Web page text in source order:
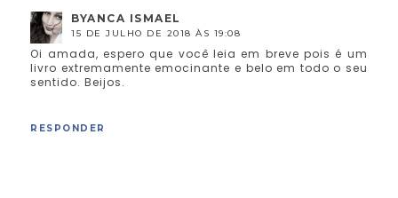
BYANCA ISMAEL
15 DE JULHO DE 2018 ÀS 19:08
Oi amada, espero que você leia em breve pois é um
livro extremamente emocinante e belo em todo o seu
sentido. Beijos.
RESPONDER